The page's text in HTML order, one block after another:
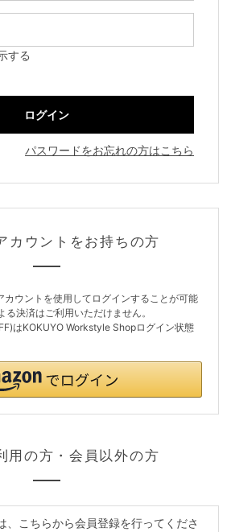
する
パスワードをお忘れの方はこちら
カウントをお持ちの方
用の方・会員以外の方
、こちらから会員登録を行ってくださ